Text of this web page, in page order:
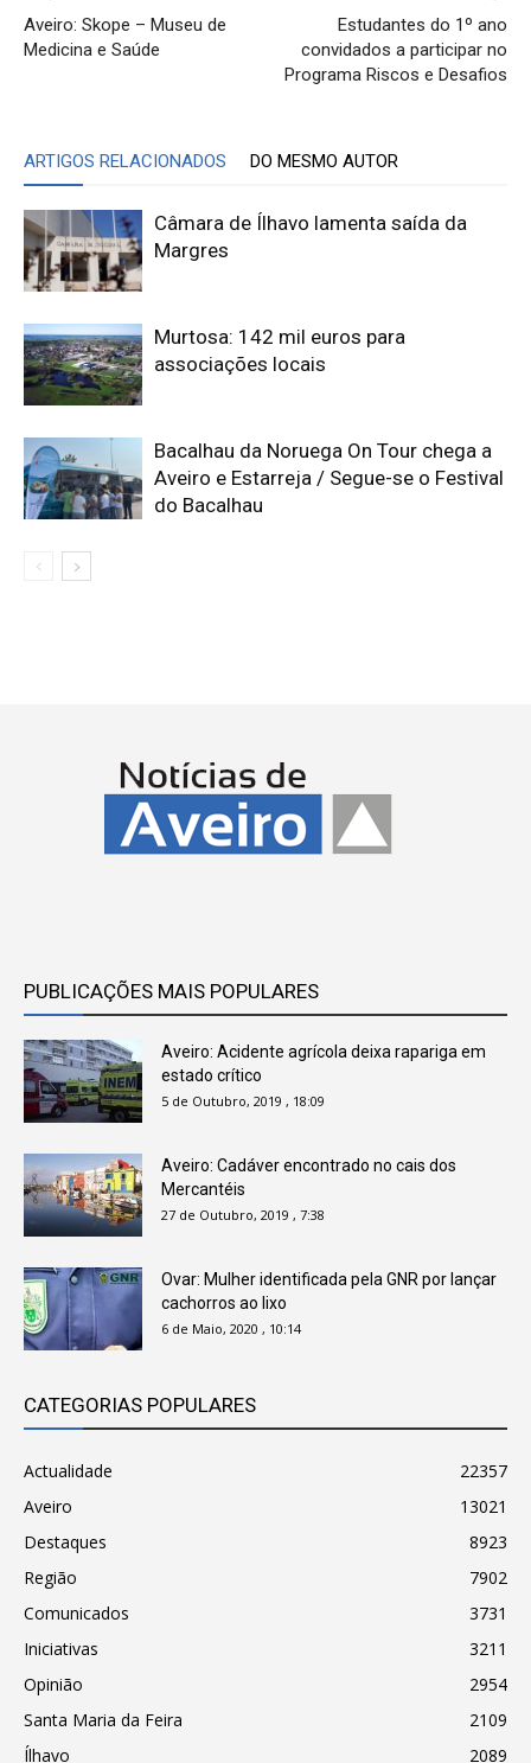
Aveiro: Skope – Museu de
Medicina e Saúde
Estudantes do 1º ano
convidados a participar no
Programa Riscos e Desafios
ARTIGOS RELACIONADOS DO MESMO AUTOR
Câmara de Ílhavo lamenta saída da
Margres
Murtosa: 142 mil euros para
associações locais
Bacalhau da Noruega On Tour chega a
Aveiro e Estarreja / Segue-se o Festival
do Bacalhau
PUBLICAÇÕES MAIS POPULARES
Aveiro: Acidente agrícola deixa rapariga em
estado crítico
5 de Outubro, 2019 , 18:09
Aveiro: Cadáver encontrado no cais dos
Mercantéis
27 de Outubro, 2019 , 7:38
Ovar: Mulher identificada pela GNR por lançar
cachorros ao lixo
6 de Maio, 2020 , 10:14
CATEGORIAS POPULARES
Actualidade
22357
Aveiro
13021
Destaques
8923
Região
7902
Comunicados
3731
Iniciativas
3211
Opinião
2954
Santa Maria da Feira
2109
Ílhavo
2089